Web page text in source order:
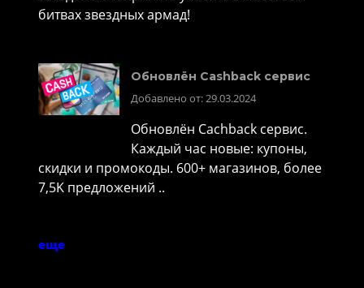
битвах звездных армад!
Обновлён Cashback сервис
Добавлено от: 29.03.2024
Обновлён Cachback сервис.
Каждый час новые: купоны,
скидки и промокоды. 600+ магазинов, более
7,5K предложений ..
еще